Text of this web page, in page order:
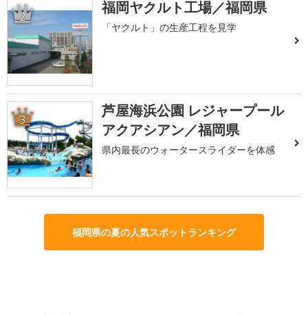
2 福岡ヤクルト工場／福岡県
「ヤクルト」の生産工程を見学
3
芦屋海浜公園 レジャープール
アクアシアン／福岡県
県内最長のウォータースライダーを体感
福岡県の夏の人気スポットランキング